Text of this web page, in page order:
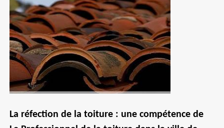
La réfection de la toiture : une compétence de